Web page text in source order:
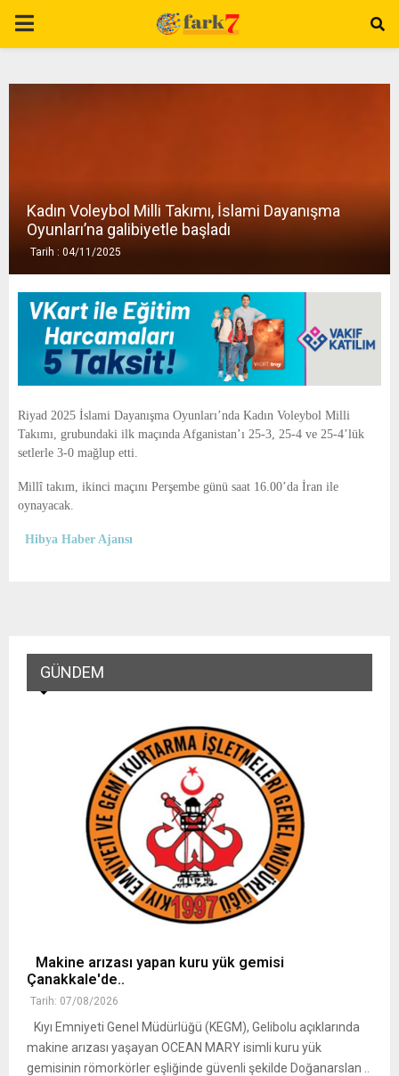
P
A
E
N
U
Kadın Voleybol Milli Takımı, İslami Dayanışma
Oyunları’na galibiyetle başladı
Tarih : 04/11/2025
Riyad 2025 İslami Dayanışma Oyunları’nda Kadın Voleybol Milli
Takımı, grubundaki ilk maçında Afganistan’ı 25-3, 25-4 ve 25-4’lük
setlerle 3-0 mağlup etti.
Millî takım, ikinci maçını Perşembe günü saat 16.00’da İran ile
oynayacak.
Hibya Haber Ajansı
GÜNDEM
Makine arızası yapan kuru yük gemisi
Çanakkale'de..
Tarih: 07/08/2026
Kıyı Emniyeti Genel Müdürlüğü (KEGM), Gelibolu açıklarında
makine arızası yaşayan OCEAN MARY isimli kuru yük
gemisinin römorkörler eşliğinde güvenli şekilde Doğanarslan ..